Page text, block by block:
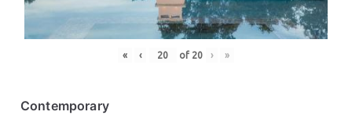
« ‹ of 20 › »
Contemporary